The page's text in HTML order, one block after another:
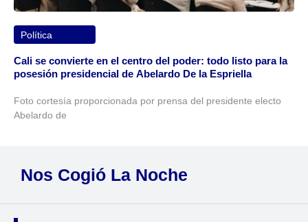
Política
Cali se convierte en el centro del poder: todo listo para la
posesión presidencial de Abelardo De la Espriella
Foto cortesía proporcionada por prensa del presidente electo
Abelardo de
Nos Cogió La Noche